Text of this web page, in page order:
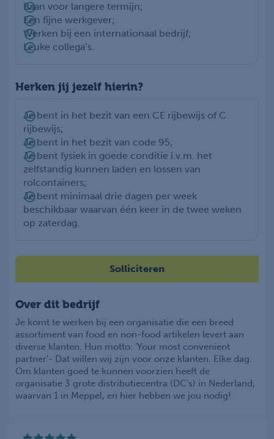
Baan voor langere termijn;
Een fijne werkgever;
Werken bij een internationaal bedrijf;
Leuke collega’s.
Herken jij jezelf hierin?
Je bent in het bezit van een CE rijbewijs of C
rijbewijs;
Je bent in het bezit van code 95;
Je bent fysiek in goede conditie i.v.m. het
zelfstandig kunnen laden en lossen van
rolcontainers;
Je bent minimaal drie dagen per week
beschikbaar waarvan één keer in de twee weken
op zaterdag.
Solliciteren
Over dit bedrijf
Je komt te werken bij een organisatie die een breed
assortiment van food en non-food artikelen levert aan
diverse klanten. Hun motto: ‘Your most convenient
partner’- Dat willen wij zijn voor onze klanten. Elke dag.
Om klanten goed te kunnen voorzien heeft de
organisatie 3 grote distributiecentra (DC’s) in Nederland,
waarvan 1 in Meppel, en hier hebben we jou nodig!